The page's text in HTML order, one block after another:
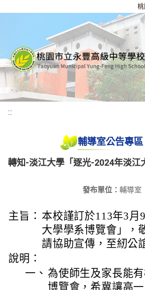
:::
輔導室公告專區
轉知-淡江大學「逐光-2024年淡江
發布單位： 輔導室
主旨： 本校謹訂於113年3月
大學學系博覽會」，
請協助宣傳，至紉公
說明：
一、 為使師生及家長能
博覽會，希冀讓高